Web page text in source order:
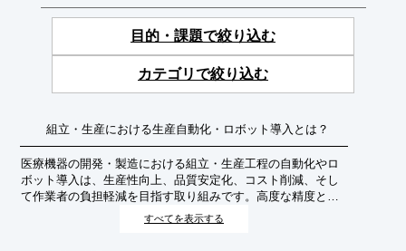
目的・課題で絞り込む
カテゴリで絞り込む
組立・生産における生産自動化・ロボット導入とは？
医療機器の開発・製造における組立・生産工程の自動化やロ
ボット導入は、生産性向上、品質安定化、コスト削減、そし
て作業者の負担軽減を目指す取り組みです。高度な精度と信
頼性が求められる医療機器製造において、これらの技術は競
すべてを表示する